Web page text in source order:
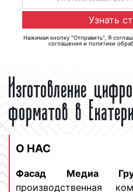
Нажимая кнопку "Отправить", Я
соглашения и политики
Изготовление
форматов в
О НАС
Фасад Медиа
производственная